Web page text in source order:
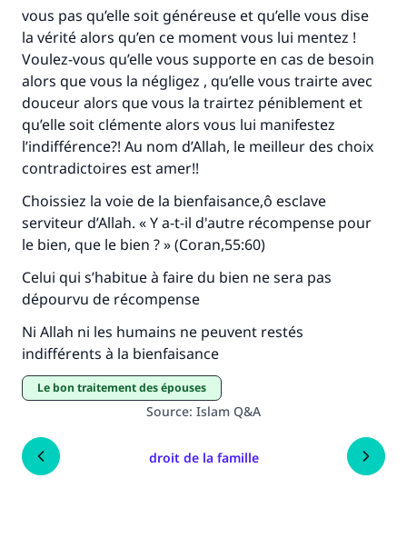
vous pas qu’elle soit généreuse et qu’elle vous dise
la vérité alors qu’en ce moment vous lui mentez !
Voulez-vous qu’elle vous supporte en cas de besoin
alors que vous la négligez , qu’elle vous trairte avec
douceur alors que vous la trairtez péniblement et
qu’elle soit clémente alors vous lui manifestez
l’indifférence?! Au nom d’Allah, le meilleur des choix
contradictoires est amer!!
Choissiez la voie de la bienfaisance,ô esclave
serviteur d’Allah. « Y a-t-il d'autre récompense pour
le bien, que le bien ? » (Coran,55:60)
Celui qui s’habitueà faire du bien ne sera pas
dépourvu de récompense
Ni Allah ni les humains ne peuvent restés
indifférents à la bienfaisance
le bon traitement des épouses
Source: Islam Q&A
droit de la famille